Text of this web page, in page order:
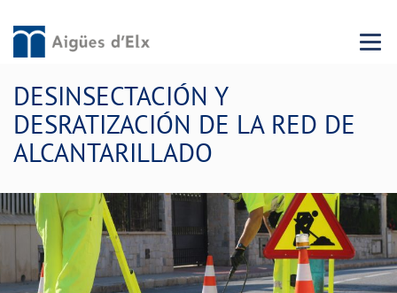
Menu
DESINSECTACIÓN Y
DESRATIZACIÓN DE LA RED DE
ALCANTARILLADO